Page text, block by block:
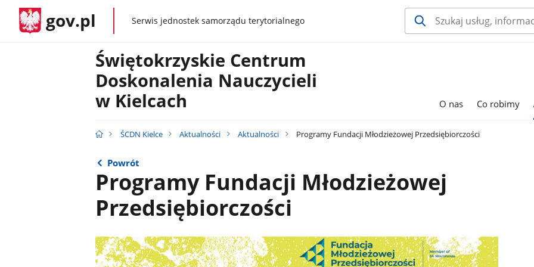
gov.pl gov.plSerwis jednostek samorządu terytorialnego
Świętokrzyskie Centrum
Doskonalenia Nauczycieli
w Kielcach
O nas Co robimy
ŚCDN Kielce Aktualności Aktualności Programy Fundacji Młodzieżowej Przedsiębiorczości
Powrót
Programy Fundacji Młodzieżowej
Przedsiębiorczości